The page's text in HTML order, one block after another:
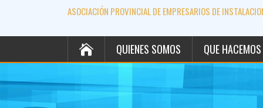
ASOCIACIÓN PROVINCIAL DE EMPRESARIOS DE
QUIENES SOMOS QUE HACEMOS